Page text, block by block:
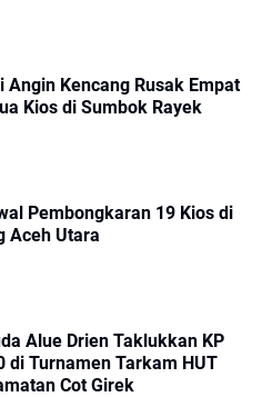
Angin Kencang Rusak Empat
Kios di Sumbok Rayek
Pembongkaran 19 Kios di
Aceh Utara
Alue Drien Taklukkan KP
di Turnamen Tarkam HUT
Cot Girek